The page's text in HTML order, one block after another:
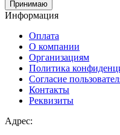
Принимаю
Информация
Оплата
О компании
Организациям
Политика
Согласие
Контакты
Реквизиты
Адрес: